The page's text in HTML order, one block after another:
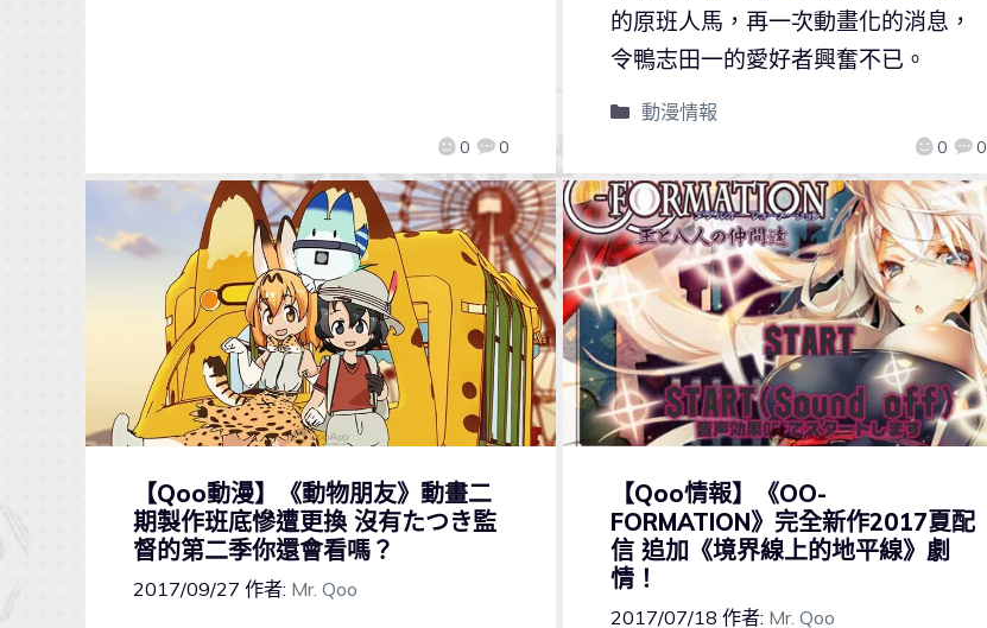
0 0 0 0
的原班人馬，再一次動畫化的消息，
令鴨志田一的愛好者興奮不已。
動漫情報
【Qoo動漫】《動物朋友》動畫二
期製作班底慘遭更換 沒有たつき監
督的第二季你還會看嗎？
2017/09/27 作者: Mr. Qoo
【Qoo情報】《OO-
FORMATION》完全新作2017夏配
信 追加《境界線上的地平線》劇
情！
2017/07/18 作者: Mr. Qoo